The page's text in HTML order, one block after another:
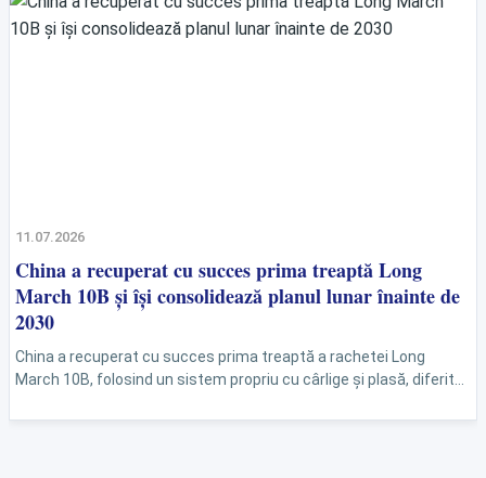
11.07.2026
China a recuperat cu succes prima treaptă Long
March 10B și își consolidează planul lunar înainte de
2030
China a recuperat cu succes prima treaptă a rachetei Long
March 10B, folosind un sistem propriu cu cârlige și plasă, diferit